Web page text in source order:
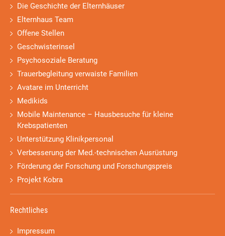
Die Geschichte der Elternhäuser
Elternhaus Team
Offene Stellen
Geschwisterinsel
Psychosoziale Beratung
Trauerbegleitung verwaiste Familien
Avatare im Unterricht
Medikids
Mobile Maintenance – Hausbesuche für kleine
Krebspatienten
Unterstützung Klinikpersonal
Verbesserung der Med.-technischen Ausrüstung
Förderung der Forschung und Forschungspreis
Projekt Kobra
Rechtliches
Impressum